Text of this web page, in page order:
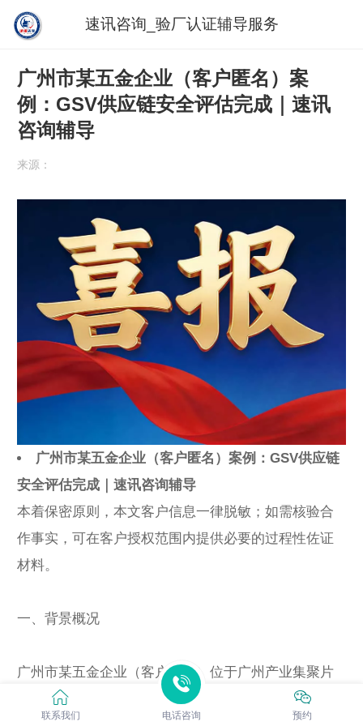
速讯咨询_验厂认证辅导服务
广州市某五金企业（客户匿名）案
例：GSV供应链安全评估完成｜速讯
咨询辅导
来源：
广州市某五金企业（客户匿名）案例：GSV供应链
安全评估完成｜速讯咨询辅导
本着保密原则，本文客户信息一律脱敏；如需核验合
作事实，可在客户授权范围内提供必要的过程性佐证
材料。
一、背景概况
广州市某五金企业（客户匿名）位于广州产业集聚片
区，员工规模约120人，属于五金制品企业。主营产品
联系我们 电话咨询 预约